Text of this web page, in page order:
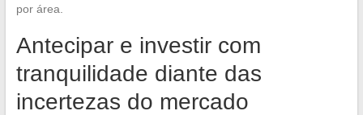
por área.
Antecipar e investir com
tranquilidade diante das
incertezas do mercado